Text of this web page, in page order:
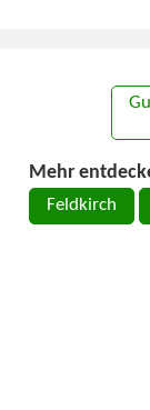
Mehr
Feldkirch